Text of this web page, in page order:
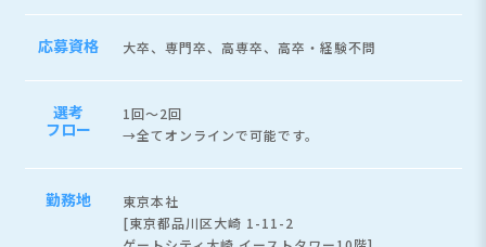
応募資格 大卒、専門卒、高専卒、高卒・経験不問
選考
フロー
1回～2回
→全てオンラインで可能です。
勤務地
東京本社
[東京都品川区大崎 1-11-2